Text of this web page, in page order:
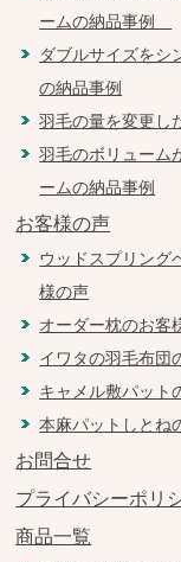
ームの納品事例
ダブルサイズをシ
の納品事例
羽毛の量を変更し
羽毛のボリューム
ームの納品事例
お客様の声
ウッドスプリング
様の声
オーダー枕のお客
イワタの羽毛布団
キャメル敷パット
本麻パットしとね
お問合せ
プライバシーポリ
商品一覧